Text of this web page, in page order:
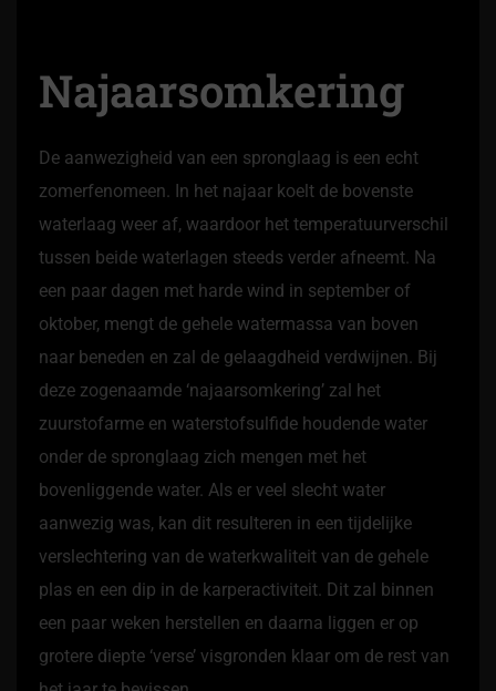
Najaarsomkering
De aanwezigheid van een spronglaag is een echt
zomerfenomeen. In het najaar koelt de bovenste
waterlaag weer af, waardoor het temperatuurverschil
tussen beide waterlagen steeds verder afneemt. Na
een paar dagen met harde wind in september of
oktober, mengt de gehele watermassa van boven
naar beneden en zal de gelaagdheid verdwijnen. Bij
deze zogenaamde ‘najaarsomkering’ zal het
zuurstofarme en waterstofsulfide houdende water
onder de spronglaag zich mengen met het
bovenliggende water. Als er veel slecht water
aanwezig was, kan dit resulteren in een tijdelijke
verslechtering van de waterkwaliteit van de gehele
plas en een dip in de karperactiviteit. Dit zal binnen
een paar weken herstellen en daarna liggen er op
grotere diepte ‘verse’ visgronden klaar om de rest van